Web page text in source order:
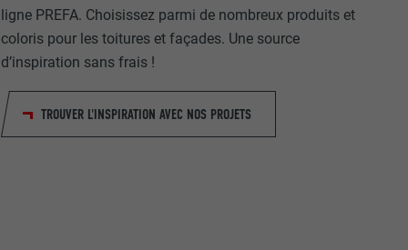
ligne PREFA. Choisissez parmi de nombreux produits et
coloris pour les toitures et façades. Une source
d’inspiration sans frais !
TROUVER L'INSPIRATION AVEC NOS PROJETS